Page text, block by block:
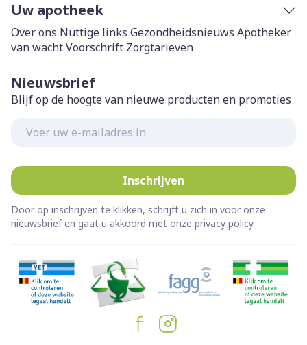
Uw apotheek
Over ons Nuttige links Gezondheidsnieuws Apotheker
van wachtVoorschrift Zorgtarieven
Nieuwsbrief
Blijf op de hoogte van nieuwe producten en promoties
Inschrijven
Door op inschrijven te klikken, schrijft u zich in voor onze
nieuwsbrief en gaat u akkoord met onze privacy policy.